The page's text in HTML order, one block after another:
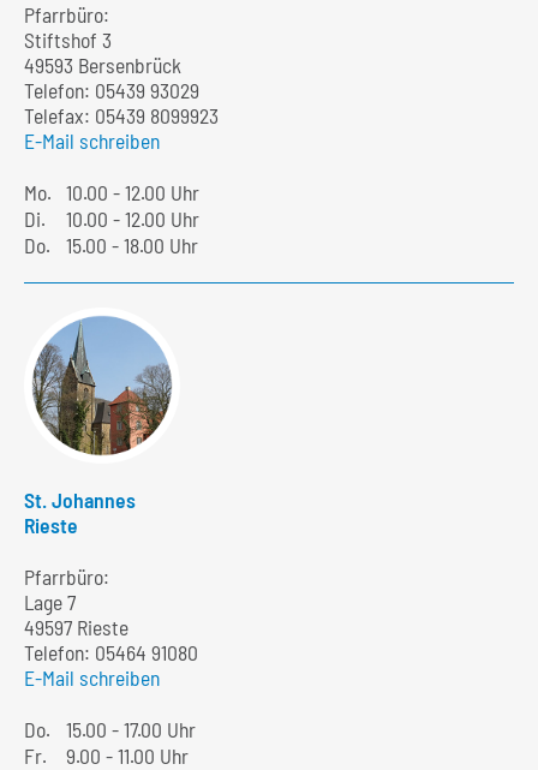
Pfarrbüro:
Stiftshof 3
49593 Bersenbrück
Telefon: 05439 93029
Telefax: 05439 8099923
E-Mail schreiben
Mo. 10.00 - 12.00 Uhr
Di.
10.00 - 12.00 Uhr
Do.
15.00 - 18.00 Uhr
St. Johannes
Rieste
Pfarrbüro:
Lage 7
49597 Rieste
Telefon: 05464 91080
E-Mail schreiben
Do.
15.00 - 17.00 Uhr
Fr.
9.00 - 11.00 Uhr